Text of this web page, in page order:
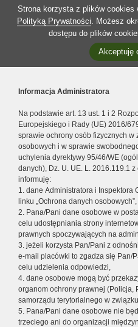
Strona korzysta z plików cookies
Polityką Prywatności. Możesz
dostępu do plików
Akceptuję
Informacja Administratora
Na podstawie art. 13 ust. 1 i 2
Europejskiego i Rady (UE) 2016/
sprawie ochrony osób fizycznych
osobowych i w sprawie
uchylenia dyrektywy 95/46/WE
danych), Dz. U. UE. L. 2016.119.1
informuję:
1. dane Administratora i Inspektora
linku „Ochrona danych osobowych”,
2. Pana/Pani dane osobowe w
celu udostępniania strony
prawnych spoczywających na
3. jeżeli korzysta Pan/Pani z
e-mail placówki to zgadza się Pan/
celu udzielenia odpowiedzi,
4. dane osobowe mogą być
organom ochrony prawnej (Policja,
samorządu terytorialnego w
5. Pana/Pani dane osobowe nie
trzeciego ani do organizacji